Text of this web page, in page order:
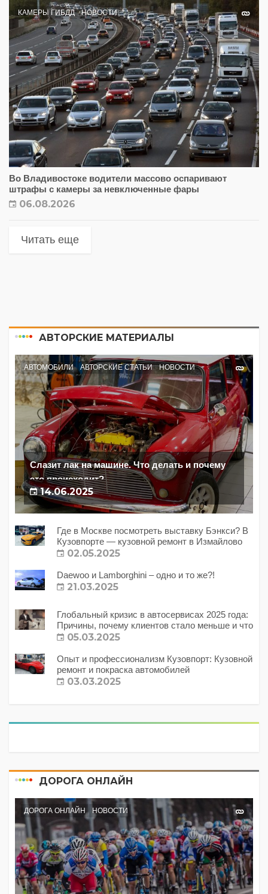
КАМЕРЫ ГИБДД НОВОСТИ
Во Владивостоке водители массово оспаривают
штрафы с камеры за невключенные фары
06.08.2026
Читать еще
АВТОРСКИЕ МАТЕРИАЛЫ
АВТОМОБИЛИ АВТОРСКИЕ СТАТЬИ НОВОСТИ
Слазит лак на машине. Что делать и почему
это происходит?
14.06.2025
Где в Москве посмотреть выставку Бэнкси? В
Кузовпорте — кузовной ремонт в Измайлово
02.05.2025
Daewoo и Lamborghini – одно и то же?!
21.03.2025
Глобальный кризис в автосервисах 2025 года:
Причины, почему клиентов стало меньше и что
с этим делать?
05.03.2025
Опыт и профессионализм Кузовпорт: Кузовной
ремонт и покраска автомобилей
03.03.2025
ДОРОГА ОНЛАЙН
ДОРОГА ОНЛАЙН НОВОСТИ